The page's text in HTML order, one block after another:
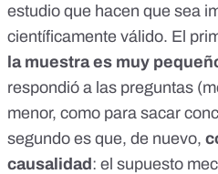
estudio que hacen que sea
científicamente válido. El
la muestra es muy
respondió a las preguntas
menor, como para sacar
segundo es que, de nuevo,
causalidad: el supuesto